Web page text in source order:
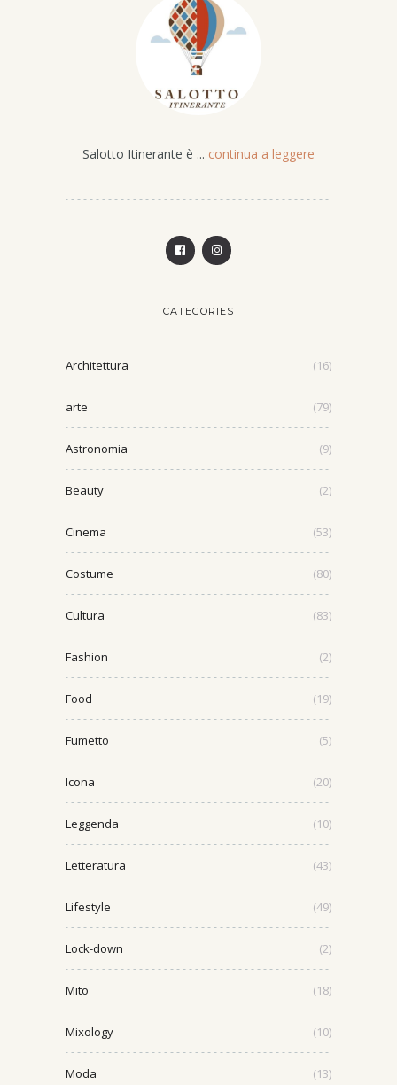
Salotto Itinerante è ... continua a leggere
CATEGORIES
Architettura (16)
arte (79)
Astronomia (9)
Beauty (2)
Cinema (53)
Costume (80)
Cultura (83)
Fashion (2)
Food (19)
Fumetto (5)
Icona (20)
Leggenda (10)
Letteratura (43)
Lifestyle (49)
Lock-down (2)
Mito (18)
Mixology (10)
Moda (13)